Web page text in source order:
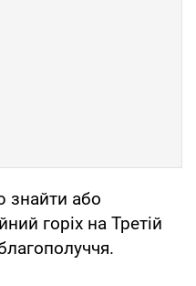
або
горіх на Третій